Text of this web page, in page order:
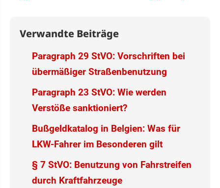
Verwandte Beiträge
Paragraph 29 StVO: Vorschriften bei
übermäßiger Straßenbenutzung
Paragraph 23 StVO: Wie werden
Verstöße sanktioniert?
Bußgeldkatalog in Belgien: Was für
LKW-Fahrer im Besonderen gilt
§ 7 StVO: Benutzung von Fahrstreifen
durch Kraftfahrzeuge